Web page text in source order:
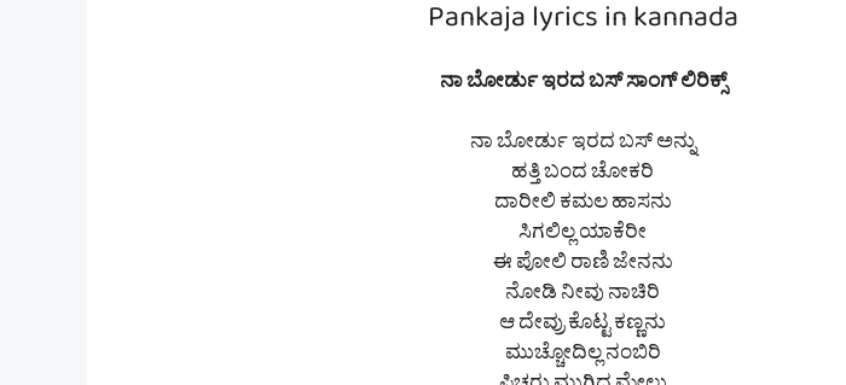
Pankaja lyrics in kannada
ನಾ ಬೋರ್ಡು ಇರದ ಬಸ್ ಸಾಂಗ್ ಲಿರಿಕ್ಸ್
ನಾ ಬೋರ್ಡು ಇರದ ಬಸ್ ಅನ್ನು
ಹತ್ತಿ ಬಂದ ಚೋಕರಿ
ದಾರೀಲಿ ಕಮಲ ಹಾಸನು
ಸಿಗಲಿಲ್ಲ ಯಾಕೆರೀ
ಈ ಪೋಲಿ ರಾಣಿ ಜೇನನು
ನೋಡಿ ನೀವು ನಾಚಿರಿ
ಆ ದೇವ್ರು ಕೊಟ್ಟ ಕಣ್ಣನು
ಮುಚ್ಚೋದಿಲ್ಲ ನಂಬಿರಿ